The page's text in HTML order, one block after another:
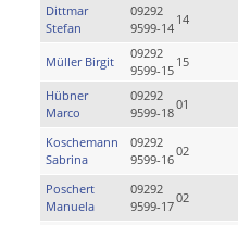
Dittmar
Stefan
09292
9599-14
14
Müller Birgit
09292
9599-15
15
Hübner
Marco
09292
9599-18
01
Koschemann
Sabrina
09292
9599-16
02
Poschert
Manuela
09292
9599-17
02